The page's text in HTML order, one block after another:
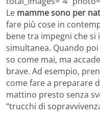
Le mamme sono per
fare più cose in
bene tra impegni che si
simultanea. Quando
so come mai, ma
brave. Ad esempio,
come fare a preparare
mattino presto senza
“trucchi di